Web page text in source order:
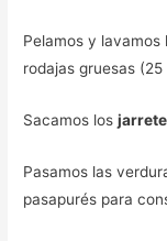
Pelamos y
rodajas gruesas (25
Sacamos los
Pasamos las
pasapurés para